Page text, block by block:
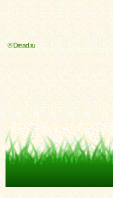
© Dread.ru